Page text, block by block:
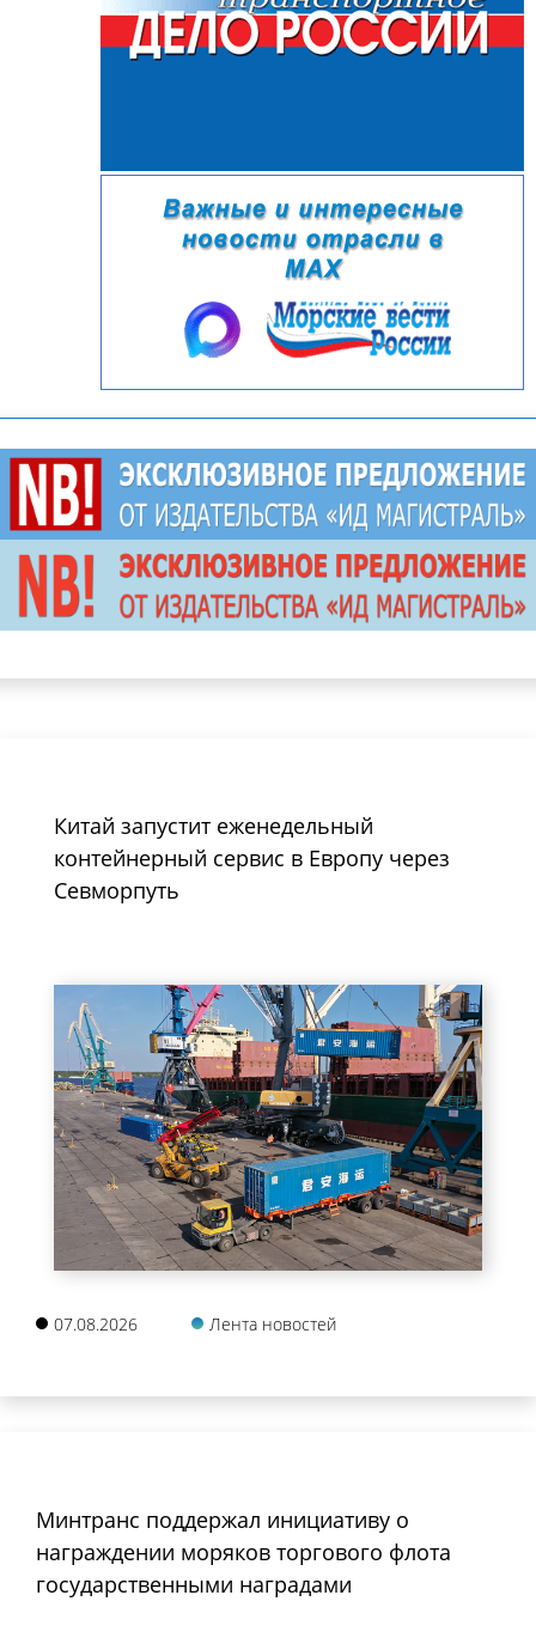
Китай запустит еженедельный
контейнерный сервис в Европу через
Севморпуть
07.08.2026 Лента новостей
Минтранс поддержал инициативу о
награждении моряков торгового флота
государственными наградами